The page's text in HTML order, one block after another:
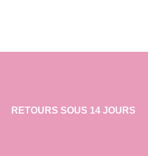
RETOURS SOUS 14 JOURS